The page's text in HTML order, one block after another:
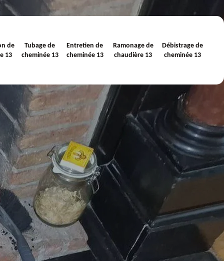
de
13
Tubage de
cheminée 13
Entretien de
cheminée 13
Ramonage de
chaudière 13
Débistrage de
cheminée 13